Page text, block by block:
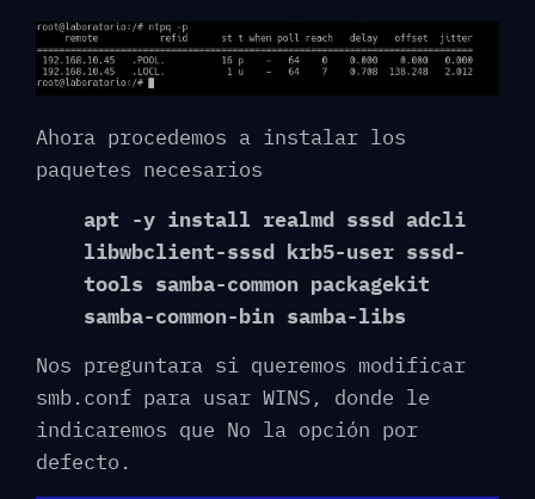
Ahora procedemos a instalar los
paquetes necesarios
apt -y install realmd sssd adcli
libwbclient-sssd krb5-user sssd-
tools samba-common packagekit
samba-common-bin samba-libs
Nos preguntara si queremos modificar
smb.conf para usar WINS, donde le
indicaremos que No la opción por
defecto.